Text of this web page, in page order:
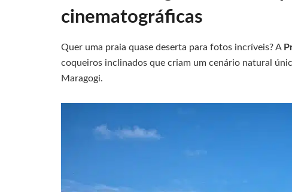
cinematográficas
Quer uma praia quase deserta para fotos incríveis? A
coqueiros inclinados que criam um cenário natural
Maragogi.